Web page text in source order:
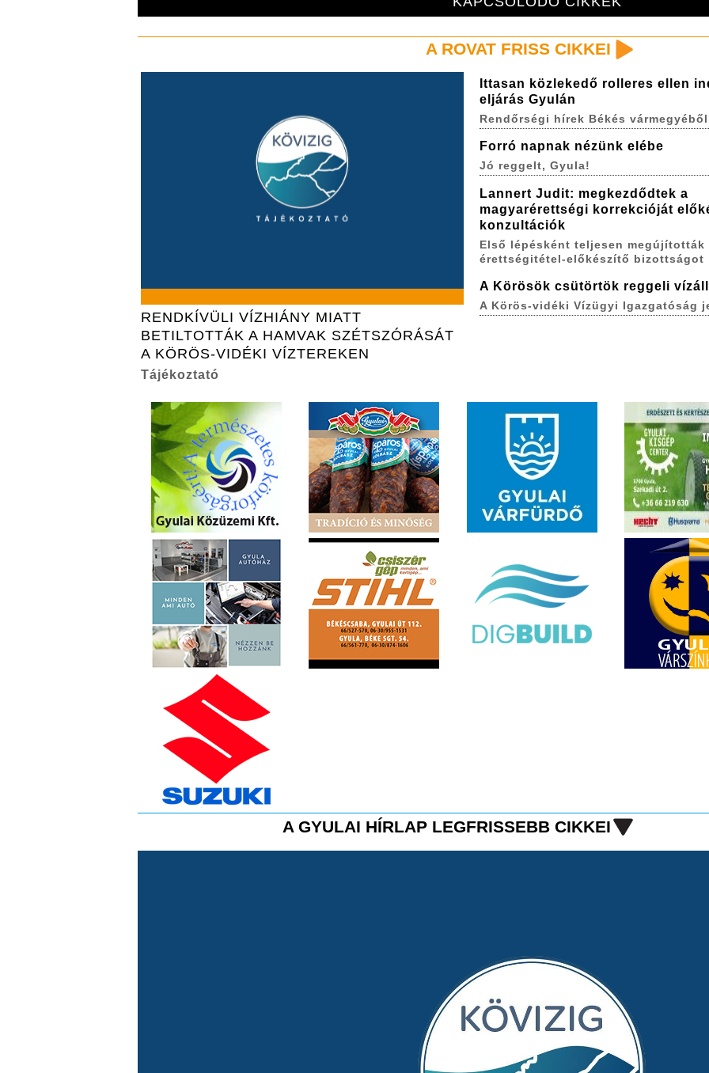
A ROVAT FRISS CIKKEI
RENDKÍVÜLI VÍZHIÁNY MIATT
BETILTOTTÁK A HAMVAK SZÉTSZÓRÁSÁT
A KÖRÖS-VIDÉKI VÍZTEREKEN
Tájékoztató
Ittasan közlekedő rolleres ellen
eljárás Gyulán
Rendőrségi hírek Békés vármegyéből
Forró napnak nézünk elébe
Jó reggelt, Gyula!
Lannert Judit: megkezdődtek a
magyarérettségi korrekcióját
konzultációk
Első lépésként teljesen megújították
érettségitétel-előkészítő bizottságot
A Körösök csütörtök reggeli
A Körös-vidéki Vízügyi Igazgatóság
A GYULAI HÍRLAP LEGFRISSEBB CIKKEI